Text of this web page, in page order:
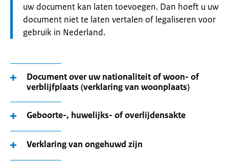
op:
uw document kan laten toevoegen. Dan hoeft u uw
document niet te laten vertalen of legaliseren voor
gebruik in Nederland.
Document over uw nationaliteit of woon- of
verblijfplaats (verklaring van woonplaats)
Geboorte-, huwelijks- of overlijdensakte
Verklaring van ongehuwd zijn